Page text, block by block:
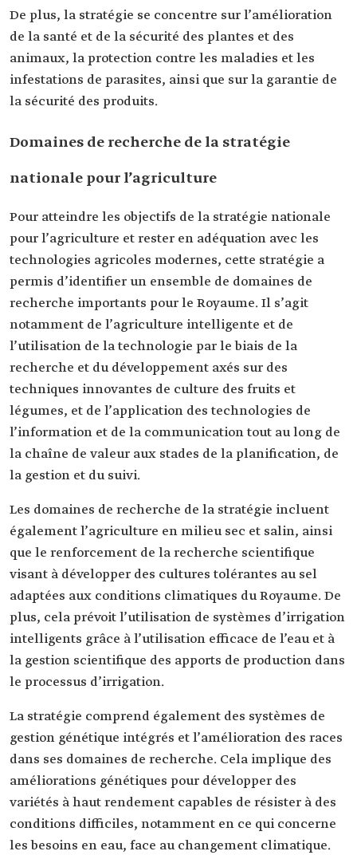
De plus, la stratégie se concentre sur l’amélioration
de la santé et de la sécurité des plantes et des
animaux, la protection contre les maladies et les
infestations de parasites, ainsi que sur la garantie de
la sécurité des produits.
Domaines de recherche de la stratégie
nationale pour l’agriculture
Pour atteindre les objectifs de la stratégie nationale
pour l’agriculture et rester en adéquation avec les
technologies agricoles modernes, cette stratégie a
permis d’identifier un ensemble de domaines de
recherche importants pour le Royaume. Il s’agit
notamment de l’agriculture intelligente et de
l’utilisation de la technologie par le biais de la
recherche et du développement axés sur des
techniques innovantes de culture des fruits et
légumes, et de l’application des technologies de
l’information et de la communication tout au long de
la chaîne de valeur aux stades de la planification, de
la gestion et du suivi.
Les domaines de recherche de la stratégie incluent
également l’agriculture en milieu sec et salin, ainsi
que le renforcement de la recherche scientifique
visant à développer des cultures tolérantes au sel
adaptées aux conditions climatiques du Royaume. De
plus, cela prévoit l’utilisation de systèmes d’irrigation
intelligents grâce à l’utilisation efficace de l’eau et à
la gestion scientifique des apports de production dans
le processus d’irrigation.
La stratégie comprend également des systèmes de
gestion génétique intégrés et l’amélioration des races
dans ses domaines de recherche. Cela implique des
améliorations génétiques pour développer des
variétés à haut rendement capables de résister à des
conditions difficiles, notamment en ce qui concerne
les besoins en eau, face au changement climatique.